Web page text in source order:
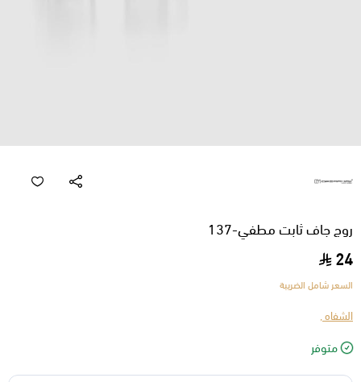
روج جاف ثابت مطفي-137
24
السعر شامل الضريبة
الشفاه ,
متوفر